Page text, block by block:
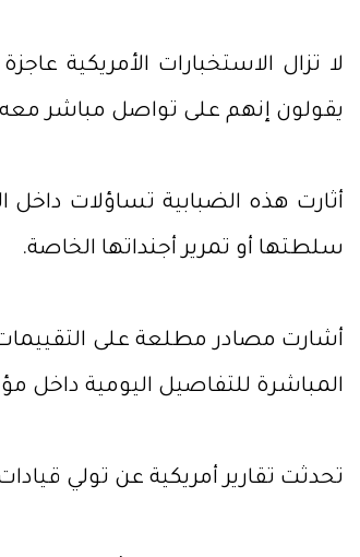
لا تزال الاستخبارات الأمريكية
يقولون إنهم على تواصل مباشر
أثارت هذه الضبابية تساؤلات داخل
سلطتها أو تمرير أجنداتها الخاصة.
أشارت مصادر مطلعة على
المباشرة للتفاصيل اليومية داخل
تحدثت تقارير أمريكية عن تولي